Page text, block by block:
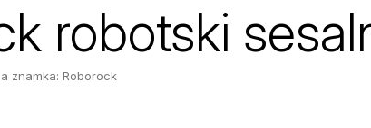
robotski
znamka: Roborock